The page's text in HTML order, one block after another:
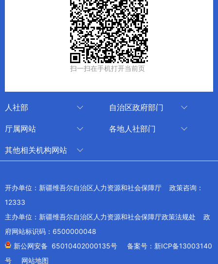
扫一扫在手机打开当前页
人社部
技能人才评价工作网
自治区政府部门
审计厅
退役军人事务厅
商务厅
厅属网站
中国新疆人才网
各地人社部门
克孜勒苏柯尔克孜自治州
其他相关机构网站
新疆新闻网
新疆电视台
开办单位：新疆维吾尔自治区人力资源和社会保障厅 政策咨询：
12333
主办单位：新疆维吾尔自治区人力资源和社会保障厅政策法规处 政
府网站标识码：6500000048
新公网安备 65010402000135号
备案号：新ICP备13003140
号
网站地图